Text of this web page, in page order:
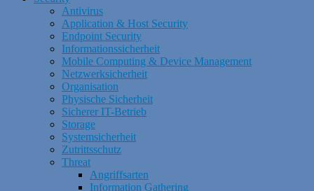
Antivirus
Application & Host Security
Endpoint Security
Informationssicherheit
Mobile Computing & Device Management
Netzwerksicherheit
Organisation
Physische Sicherheit
Sicherer IT-Betrieb
Storage
Systemsicherheit
Zutrittsschutz
Threat
Angriffsarten
Information Gathering